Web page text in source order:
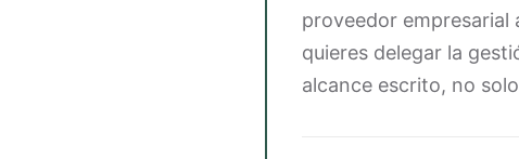
proveedor empresarial
quieres delegar la
alcance escrito, no